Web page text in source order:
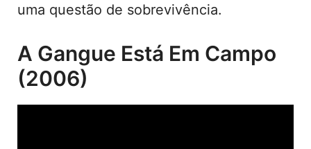
uma questão de sobrevivência.
A Gangue Está Em Campo
(2006)